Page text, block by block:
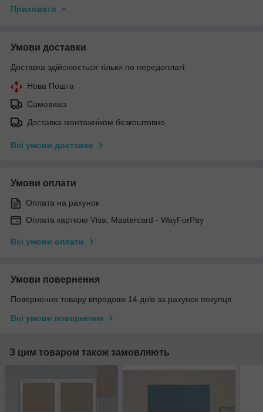
Приховати
Умови доставки
Доставка здійснюється тільки по передоплаті.
Нова Пошта
Самовивіз
Доставка монтажніком безкоштовно
Всі умови доставки
Умови оплати
Оплата на рахунок
Оплата карткою Visa, Mastercard - WayForPay
Всі умови оплати
Умови повернення
Повернення товару впродовж 14 днів за рахунок покупця
Всі умови повернення
З цим товаром також замовляють